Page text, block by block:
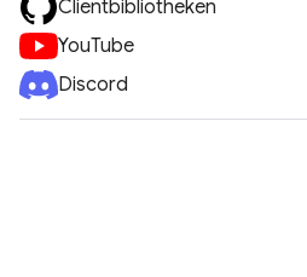
Clientbibliotheken
YouTube
Discord